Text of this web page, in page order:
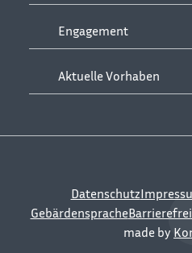
Engagement
Aktuelle Vorhaben
Datenschutz
Gebärdensprache
made by